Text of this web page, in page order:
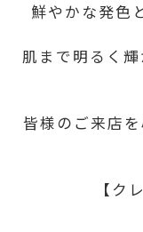
鮮やかな発色
肌まで明るく
皆様のご来店
【ク